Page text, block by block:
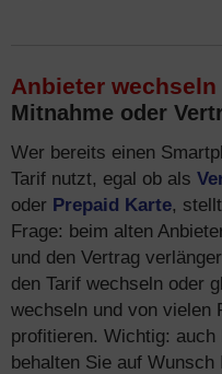
Anbieter wechseln
Mitnahme oder
Wer bereits einen
Tarif nutzt, egal ob als
oder Prepaid Karte,
Frage: beim alten
und den Vertrag
den Tarif wechseln oder
wechseln und von vielen
profitieren. Wichtig: auch
behalten Sie auf